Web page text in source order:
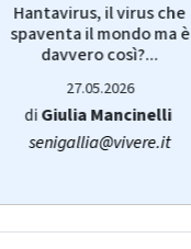
Hantavirus, il virus che
spaventa il mondo ma è
davvero così?...
27.05.2026
diGiulia Mancinelli
senigallia@vivere.it